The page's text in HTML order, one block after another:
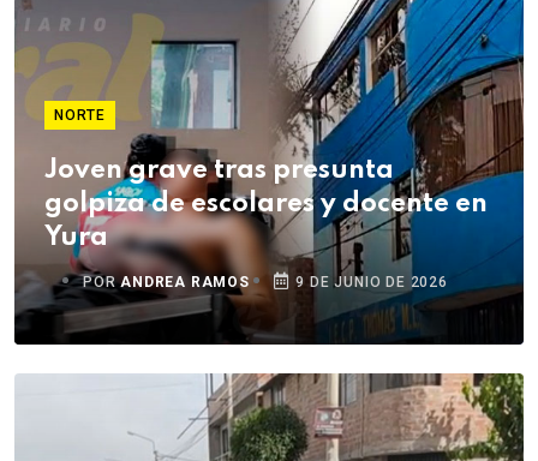
NORTE
Joven grave tras presunta
golpiza de escolares y docente en
Yura
PORANDREA RAMOS 9 DE JUNIO DE 2026